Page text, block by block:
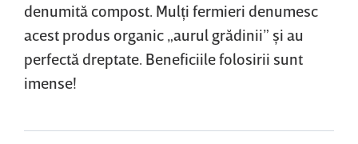
denumită compost. Mulţi fermieri denumesc
acest produs organic „aurul grădinii” şi au
perfectă dreptate. Beneficiile folosirii sunt
imense!